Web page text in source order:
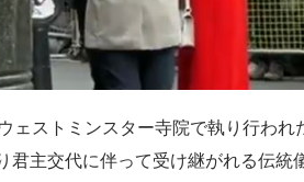
ェストミンスター寺院で執り行わ
君主交代に伴って受け継がれる伝統